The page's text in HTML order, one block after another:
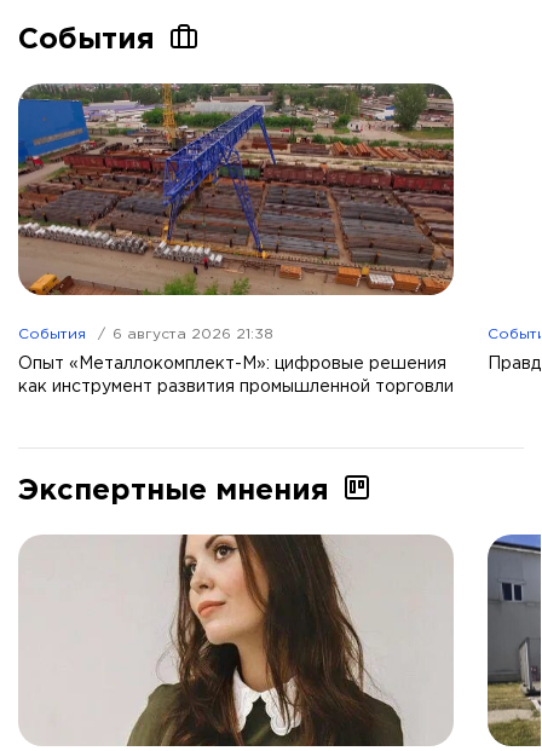
События
События 6 августа 2026 21:38
Опыт «Металлокомплект-М»: цифровые решения
как инструмент развития промышленной торговли
Экспертные мнения